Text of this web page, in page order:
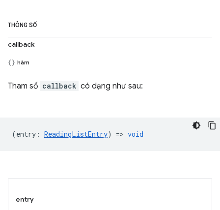
THÔNG SỐ
callback
hàm
Tham số callback có dạng như sau:
(entry : ReadingListEntry) => void
entry